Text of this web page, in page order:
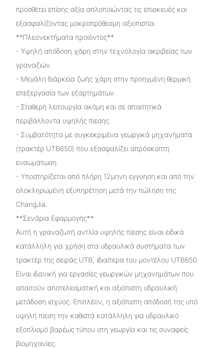
προσθέτει επίσης αξία απλοποιώντας τις επισκευές και
εξασφαλίζοντας μακροπρόθεσμη αξιοπιστία.
**Πλεονεκτήματα προϊόντος**
- Υψηλή απόδοση χάρη στην τεχνολογία ακριβείας των
γραναζιών.
- Μεγάλη διάρκεια ζωής χάρη στην προηγμένη θερμική
επεξεργασία των εξαρτημάτων.
- Σταθερή λειτουργία ακόμη και σε απαιτητικά
περιβάλλοντα υψηλής πίεσης.
- Συμβατότητα με συγκεκριμένα γεωργικά μηχανήματα
(τρακτέρ UTB650) που εξασφαλίζει απρόσκοπτη
ενσωμάτωση.
- Υποστηρίζεται από πλήρη 12μηνη εγγύηση και από την
ολοκληρωμένη εξυπηρέτηση μετά την πώληση της
ChangJia.
**Σενάρια Εφαρμογής**
Αυτή η γραναζωτή αντλία υψηλής πίεσης είναι ειδικά
κατάλληλη για χρήση στα υδραυλικά συστήματα των
τρακτέρ της σειράς UTB, ιδιαίτερα του μοντέλου UTB650.
Είναι ιδανική για εργασίες γεωργικών μηχανημάτων που
απαιτούν αποτελεσματική και αξιόπιστη υδραυλική
μετάδοση ισχύος. Επιπλέον, η αξιόπιστη απόδοσή της υπό
υψηλή πίεση την καθιστά κατάλληλη για υδραυλικό
εξοπλισμό βαρέως τύπου στη γεωργία και τις συναφείς
βιομηχανίες.